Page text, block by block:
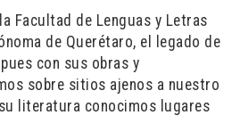
Facultad de Lenguas y Letras
de Querétaro, el legado de
con sus obras y
sobre sitios ajenos a nuestro
literatura conocimos lugares